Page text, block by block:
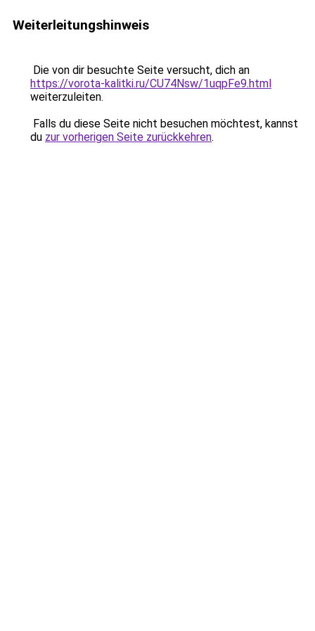
Weiterleitungshinweis
Die von dir besuchte Seite versucht, dich an
https://vorota-kalitki.ru/CU74Nsw/1uqpFe9.html
weiterzuleiten.
Falls du diese Seite nicht besuchen möchtest, kannst
du zur vorherigen Seite zurückkehren.